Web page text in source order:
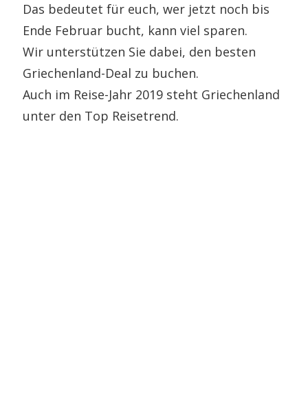
Das bedeutet für euch, wer jetzt noch bis
Ende Februar bucht, kann viel sparen.
Wir unterstützen Sie dabei, den besten
Griechenland-Deal zu buchen.
Auch im Reise-Jahr 2019 steht Griechenland
unter den Top Reisetrend.